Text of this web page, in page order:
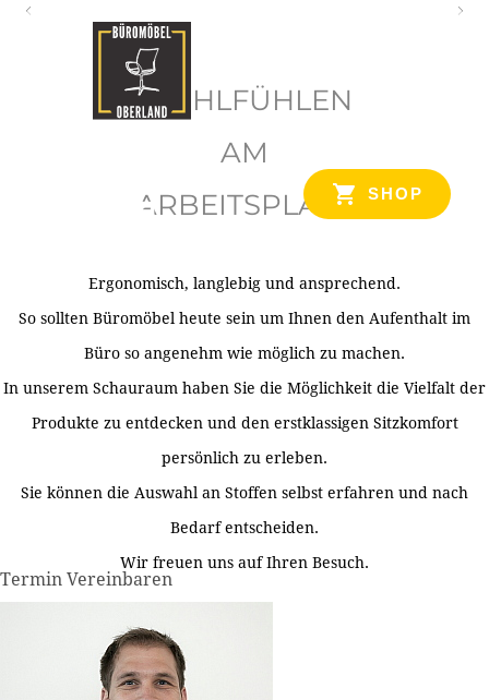
SHOP
WOHLFÜHLEN
AM
ARBEITSPLATZ
Ergonomisch, langlebig und ansprechend.
So sollten Büromöbel heute sein um Ihnen den Aufenthalt im
Büro so angenehm wie möglich zu machen.
In unserem Schauraum haben Sie die Möglichkeit die Vielfalt der
Produkte zu entdecken und den erstklassigen Sitzkomfort
persönlich zu erleben.
Sie können die Auswahl an Stoffen selbst erfahren und nach
Bedarf entscheiden.
Wir freuen uns auf Ihren Besuch.
Termin Vereinbaren